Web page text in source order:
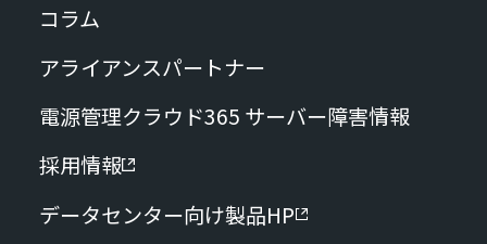
コラム
アライアンスパートナー
電源管理クラウド365 サーバー障害情報
採用情報
データセンター向け製品HP